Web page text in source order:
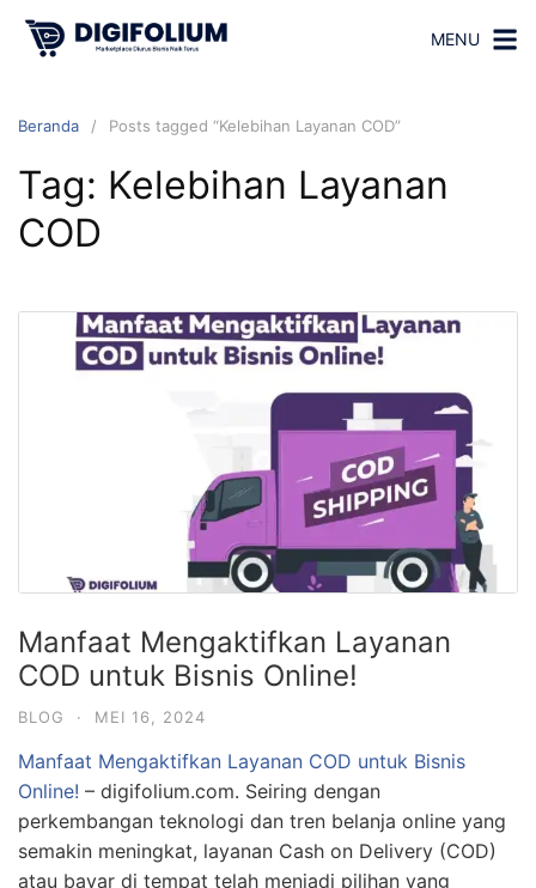
MENU
Beranda Posts tagged “Kelebihan Layanan COD”
Tag: Kelebihan Layanan
COD
Manfaat Mengaktifkan Layanan
COD untuk Bisnis Online!
BLOG · MEI 16, 2024
Manfaat Mengaktifkan Layanan COD untuk Bisnis
Online! – digifolium.com. Seiring dengan
perkembangan teknologi dan tren belanja online yang
semakin meningkat, layanan Cash on Delivery (COD)
atau bayar di tempat telah menjadi pilihan yang